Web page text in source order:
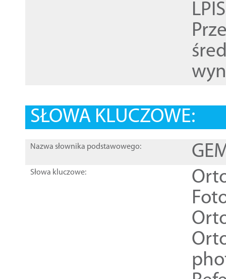
SŁOWA KLUCZOWE:
Nazwa słownika podstawowego:
Słowa kluczowe: